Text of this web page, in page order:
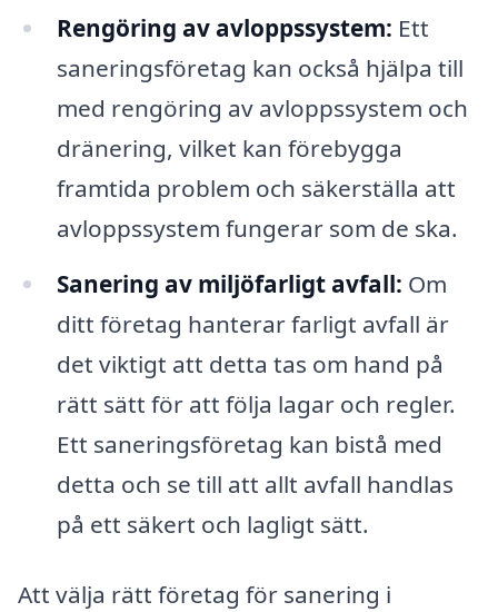
Rengöring av avloppssystem: Ett
saneringsföretag kan också hjälpa till
med rengöring av avloppssystem och
dränering, vilket kan förebygga
framtida problem och säkerställa att
avloppssystem fungerar som de ska.
Sanering av miljöfarligt avfall: Om
ditt företag hanterar farligt avfall är
det viktigt att detta tas om hand på
rätt sätt för att följa lagar och regler.
Ett saneringsföretag kan bistå med
detta och se till att allt avfall handlas
på ett säkert och lagligt sätt.
Att välja rätt företag för sanering i